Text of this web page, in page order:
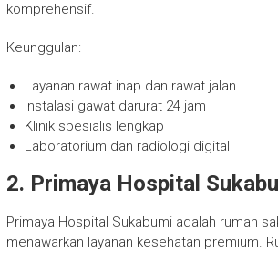
komprehensif.
Keunggulan:
Layanan rawat inap dan rawat jalan
Instalasi gawat darurat 24 jam
Klinik spesialis lengkap
Laboratorium dan radiologi digital
2. Primaya Hospital
Primaya Hospital Sukabumi adalah rumah
menawarkan layanan kesehatan premium.